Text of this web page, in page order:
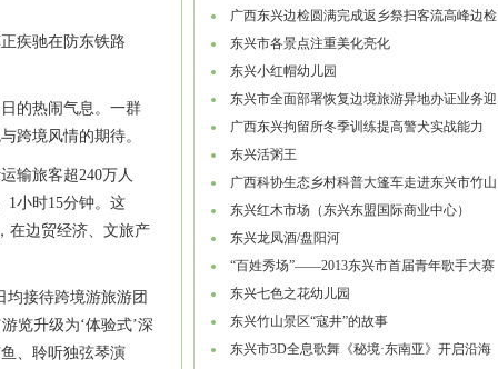
疾驰在防东铁路
的热闹气息。一群
跨境风情的期待。
输旅客超240万人
1小时15分钟。这
在边贸经济、文旅产
接待跨境游旅游团
览升级为‘体验式’深
、聆听独弦琴演
广西东兴边检圆满完成返乡祭扫客流高峰边检
勤务东兴市各景点注重美化亮化
东兴小红帽幼儿园
东兴市全面部署恢复边境旅游异地办证业务迎
检工作广西东兴拘留所冬季训练提高警犬实战能力
东兴活粥王
广西科协生态乡村科普大篷车走进东兴市竹山
村
东兴红木市场（东兴东盟国际商业中心）
东兴龙凤酒/盘阳河
“百姓秀场”——2013东兴市首届青年歌手大赛
工作方案
东兴七色之花幼儿园
东兴竹山景区“寇井”的故事
东兴市3D全息歌舞《秘境·东南亚》开启沿海